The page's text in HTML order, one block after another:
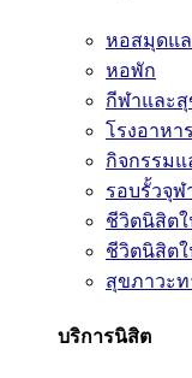
หอสมุดแ
หอพัก
กีฬาและ
โรงอาหา
กิจกรรม
รอบรั้วจุฬ
ชีวิตนิสิตใ
ชีวิตนิสิตใ
สุขภาวะ
บริการนิสิต